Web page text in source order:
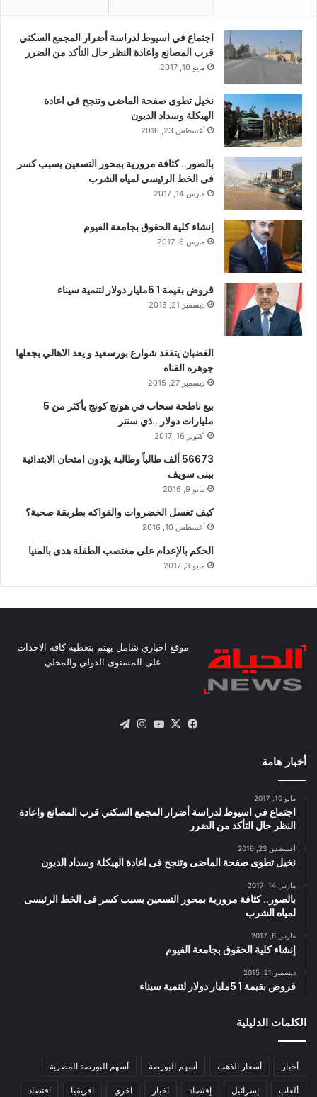
اجتماع في اسيوط لدراسة أضرار المجمع السكني
قرب المصانع واعادة النظر حال التأكد من الضرر
مايو 10, 2017
نخيل تطوى صفحة الماضى وتنجح فى اعادة
الهيكلة وسداد الديون
أغسطس 23, 2016
بالصور.. كثافة مرورية بمحور التسعين بسبب كسر
فى الخط الرئيسى لمياه الشرب
مارس 14, 2017
إنشاء كلية الحقوق بجامعة الفيوم
مارس 6, 2017
قروض بقيمة 1 5مليار دولار لتنمية سيناء
ديسمبر 21, 2015
الغضبان يتفقد شوارع بورسعيد و يعد الاهالي بجعلها
جوهره القناه
ديسمبر 27, 2015
بيع ناطحة سحاب في هونج كونج بأكثر من 5
مليارات دولار ..ذي سنتر
أكتوبر 16, 2017
56673 ألف طالباً وطالبة يؤدون امتحان الابتدائية
ببنى سويف
مايو 9, 2016
كيف تغسل الخضروات والفواكه بطريقة صحية؟
أغسطس 10, 2016
الحكم بالإعدام على مغتصب الطفلة هدى بالمنيا
مايو 3, 2017
موقع اخباري شامل يهتم بتغطية كافة الاحداث
على المستوى الدولي والمحلي
فيسبوك
X يوتيوبانستقرام
أخبار هامة
مايو 10, 2017
اجتماع في اسيوط لدراسة أضرار المجمع السكني قرب المصانع واعادة
النظر حال التأكد من الضرر
أغسطس 23, 2016
نخيل تطوى صفحة الماضى وتنجح فى اعادة الهيكلة وسداد الديون
مارس 14, 2017
بالصور.. كثافة مرورية بمحور التسعين بسبب كسر فى الخط الرئيسى
لمياه الشرب
مارس 6, 2017
إنشاء كلية الحقوق بجامعة الفيوم
ديسمبر 21, 2015
قروض بقيمة 1 5مليار دولار لتنمية سيناء
الكلمات الدليلية
أخبار أسعار الذهب أسهم البورصة أسهم البورصة المصرية
ألعاب إسرائيل إقتصاد اخبار اخري افريقيا اقتصاد